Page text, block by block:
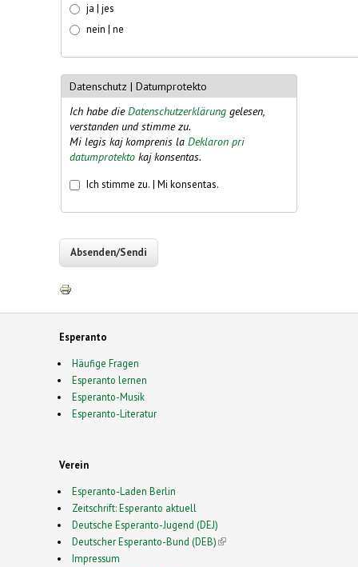
ja | jes
nein | ne
Datenschutz | Datumprotekto
Ich habe dieDatenschutzerklärung gelesen,
verstanden und stimme zu.
Mi legis kaj komprenis la Deklaron pri
datumprotekto kaj konsentas.
Datenschutz*
Ich stimme zu. | Mi konsentas.
Esperanto
Häufige Fragen
Esperanto lernen
Esperanto-Musik
Esperanto-Literatur
Verein
Esperanto-Laden Berlin
Zeitschrift: Esperanto aktuell
Deutsche Esperanto-Jugend (DEJ)
Deutscher Esperanto-Bund (DEB)(link is external)
Impressum